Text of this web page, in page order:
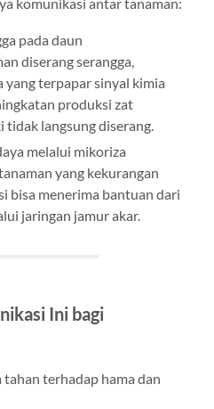
pada daun
diserang serangga,
yang terpapar sinyal kimia
produksi zat
tidak langsung diserang.
melalui mikoriza
yang kekurangan
bisa menerima bantuan dari
jaringan jamur akar.
Ini bagi
terhadap hama dan